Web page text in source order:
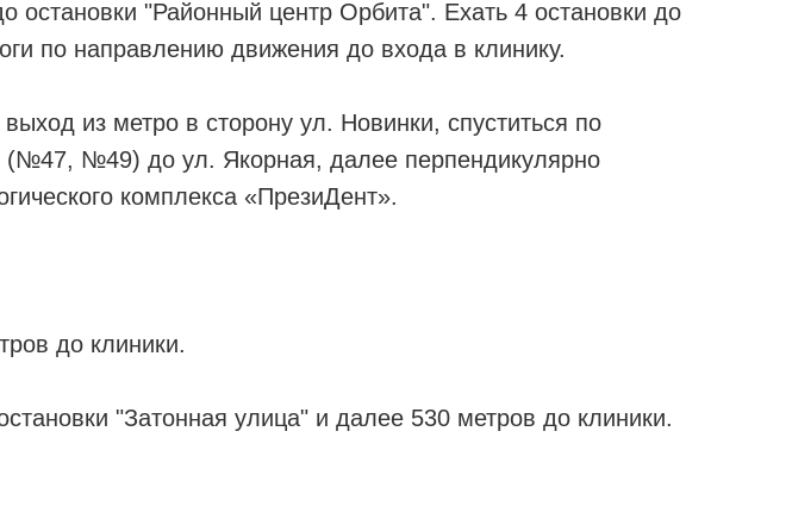
"Районный центр Орбита". Ехать 4 остановки до
по направлению движения до входа в клинику.
из метро в сторону ул. Новинки, спуститься по
(№47, №49) до ул. Якорная, далее перпендикулярно
комплекса «ПрезиДент».
до клиники.
"Затонная улица" и далее 530 метров до клиники.